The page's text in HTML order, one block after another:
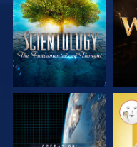
SERIEN
TITTA